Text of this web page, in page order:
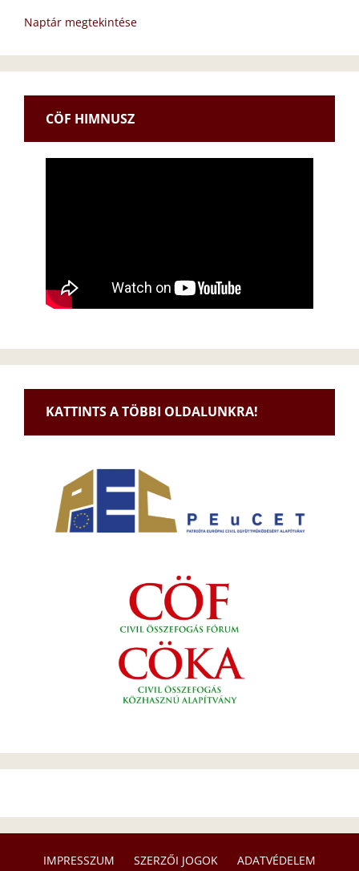
Naptár megtekintése
CÖF HIMNUSZ
KATTINTS A TÖBBI OLDALUNKRA!
IMPRESSZUM SZERZŐI JOGOK ADATVÉDELEM